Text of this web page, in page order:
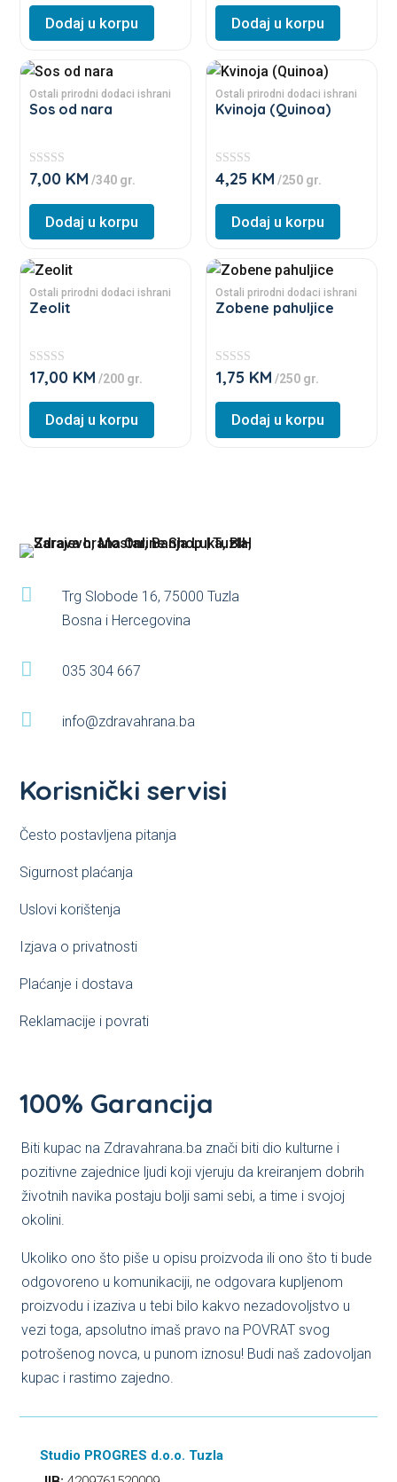
★
options
may
be
chosen
on
product
page
Dodaj u korpu
★
options
may
be
chosen
on
product
page
Dodaj u korpu
Ostali prirodni dodaci ishrani
Sos od nara
★
★
★
7,00 KM /340 gr.
This
product
has
variants.
The
options
may
be
chosen
on
product
page
Dodaj u korpu
Ostali prirodni dodaci ishrani
Kvinoja (Quinoa)
★
★
★
4,25 KM /250 gr.
This
product
has
variants.
The
options
may
be
chosen
on
product
page
Dodaj u korpu
Ostali prirodni dodaci ishrani
Zeolit
★
★
★
17,00 KM /200 gr.
This
product
has
variants.
The
options
may
product
Dodaj u korpu
Ostali prirodni dodaci ishrani
Zobene pahuljice
★
★
★
1,75 KM /250 gr.
This
product
has
variants.
The
options
may
product
Dodaj u korpu

Trg Slobode 16, 75000 Tuzla
Bosna i Hercegovina
 035 304 667
 info@zdravahrana.ba
Korisnički servisi
Često postavljena pitanja
Sigurnost plaćanja
Uslovi korištenja
Izjava o privatnosti
Plaćanje i dostava
Reklamacije i povrati
100% Garancija
Biti kupac na Zdravahrana.ba znači biti dio kulturne i
pozitivne zajednice ljudi koji vjeruju da kreiranjem dobrih
životnih navika postaju bolji sami sebi, a time i svojoj
okolini.
Ukoliko ono što piše u opisu proizvoda ili ono što ti bude
odgovoreno u komunikaciji, ne odgovara kupljenom
proizvodu i izaziva u tebi bilo kakvo nezadovoljstvo u
vezi toga, apsolutno imaš pravo na POVRAT svog
potrošenog novca, u punom iznosu! Budi naš zadovoljan
kupac i rastimo zajedno.
Studio PROGRES d.o.o. Tuzla